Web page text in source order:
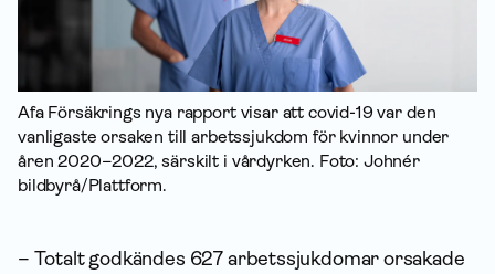
Afa Försäkrings nya rapport visar att covid-19 var den
vanligaste orsaken till arbets­sjuk­dom för kvinnor under
åren 2020–2022, särskilt i vårdyrken. Foto: Johnér
bildbyrå/Plattform.
– Totalt godkändes 627 arbetssjukdomar orsakade